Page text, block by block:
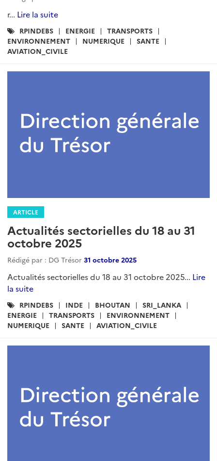
r... Lire la suite
Catégories
:
RPINDEBS ENERGIE
TRANSPORTS
ENVIRONNEMENT
NUMERIQUE
SANTE
AVIATION_CIVILE
ARTICLE
Actualités sectorielles du 18 au 31
octobre 2025
Rédigé par : DG Trésor 31 octobre 2025
Actualités sectorielles du 18 au 31 octobre 2025... Lire
la suite
Catégories
:
RPINDEBS INDE BHOUTAN
SRI_LANKA
ENERGIE
TRANSPORTS
ENVIRONNEMENT
NUMERIQUE
SANTE AVIATION_CIVILE